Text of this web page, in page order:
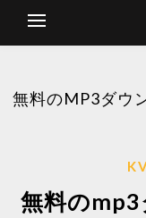
無料のMP3ダウ
無料の